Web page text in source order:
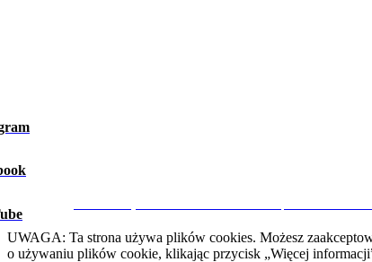
UWAGA: Ta strona używa plików cookies. Możesz
o używaniu plików cookie, klikając przycisk „Więcej